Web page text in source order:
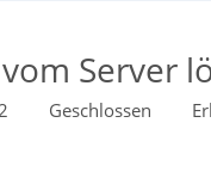
Server
Geschlossen